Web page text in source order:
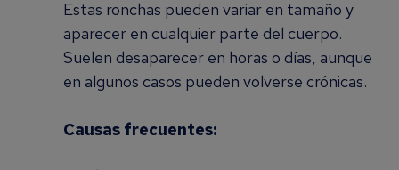
Estas ronchas pueden variar en tamaño y
aparecer en cualquier parte del cuerpo.
Suelen desaparecer en horas o días, aunque
en algunos casos pueden volverse crónicas.
Causas frecuentes: